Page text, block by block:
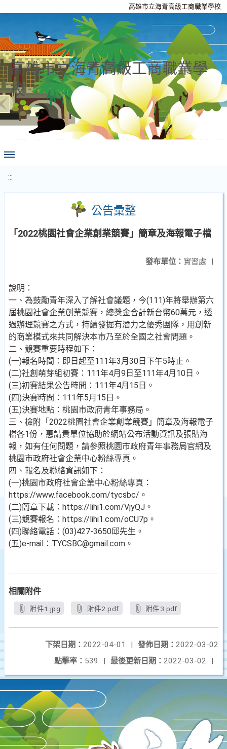
高雄市立海青高級工商職業學校
高雄市立海青高級工商職業學
校
:::
公告彙整
「2022桃園社會企業創業競賽」簡章及海報電子檔
發布單位： 實習處 |
說明：
一、為鼓勵青年深入了解社會議題，今(111)年將舉辦第六
屆桃園社會企業創業競賽，總獎金合計新台幣60萬元，透
過辦理競賽之方式，持續發掘有潛力之優秀團隊，用創新
的商業模式來共同解決本市乃至於全國之社會問題。
二、競賽重要時程如下：
(一)報名時間：即日起至111年3月30日下午5時止。
(二)社創萌芽組初賽：111年4月9日至111年4月10日。
(三)初賽結果公告時間：111年4月15日。
(四)決賽時間：111年5月15日。
(五)決賽地點：桃園市政府青年事務局。
三、檢附「2022桃園社會企業創業競賽」簡章及海報電子
檔各1份，惠請貴單位協助於網站公布活動資訊及張貼海
報，如有任何問題，請參照桃園市政府青年事務局官網及
桃園市政府社會企業中心粉絲專頁。
四、報名及聯絡資訊如下：
(一)桃園市政府社會企業中心粉絲專頁：
https://www.facebook.com/tycsbc/。
(二)簡章下載：https://lihi1.com/VjyQJ。
(三)競賽報名：https://lihi1.com/oCU7p。
(四)聯絡電話：(03)427-3650邱先生。
(五)e-mail：TYCSBC@gmail.com。
相關附件
附件1.jpg 附件2.pdf 附件3.pdf
發佈日期： 2022-03-02
下架日期： 2022-04-01
|
最後更新日期： 2022-03-02 |
點擊率： 539 |